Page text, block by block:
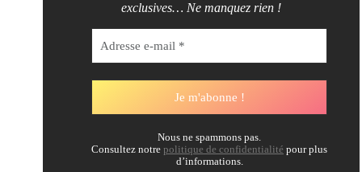
exclusives… Ne manquez rien !
Nous ne spammons pas.
Consultez notre politique de confidentialité pour plus
d’informations.